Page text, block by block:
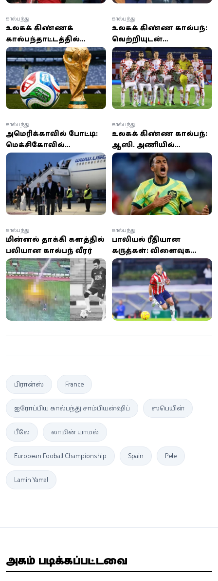
உலகக் கிண்ணக்
கால்பந்தாட்டத்தில்
கலந்துகொள்ள ஈரான்
அணி அமெரிக்கா
செல்லுமா? இறுதி முடிவு
எப்போது?
கால்பந்து
உலகக் கிண்ண கால்பந்து:
வெற்றியுடன்
விடைபெற்ற அணி
தலைவர்
கால்பந்து
அமெரிக்காவில் போட்டி:
மெக்சிகோவில்
தரையிறங்கியுள்ள
ஈரானின் உலகக்
கோப்பை கால்பந்து அணி!
கால்பந்து
உலகக் கிண்ண கால்பந்து:
ஆஸி. அணியில்
இலங்கை வம்சாவளி வீரர்
நிஷான் வேலுபிள்ளை
தெரிவு!
கால்பந்து
மின்னல் தாக்கி களத்தில்
பலியான கால்பந்து வீரர்
கால்பந்து
பாலியல் ரீதியான
கருத்துகள்: விளைவுகளை
எதிர்கொள்கிறார்
ஜேவியர்
ஹெர்னாண்டஸ்
கால்பந்து
பிரான்ஸ் France
ஐரோப்பிய கால்பந்து சாம்பியன்ஷிப் ஸ்பெயின்
பீலே லாமின் யாமல்
European Football Championship Spain Pele
Lamin Yamal
அதிகம் படிக்கப்பட்டவை